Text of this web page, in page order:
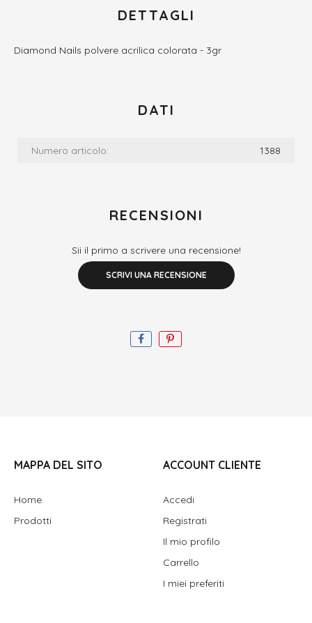
DETTAGLI
Diamond Nails polvere acrilica colorata - 3gr
DATI
Numero articolo: 1388
RECENSIONI
Sii il primo a scrivere una recensione!
SCRIVI UNA RECENSIONE
MAPPA DEL SITO
Home
Prodotti
ACCOUNT CLIENTE
Accedi
Registrati
Il mio profilo
Carrello
I miei preferiti